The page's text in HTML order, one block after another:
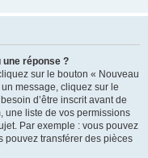
une réponse ?
sur le bouton « Nouveau
message, cliquez sur le
d’être inscrit avant de
une liste de vos permissions
Par exemple : vous pouvez
pouvez transférer des pièces